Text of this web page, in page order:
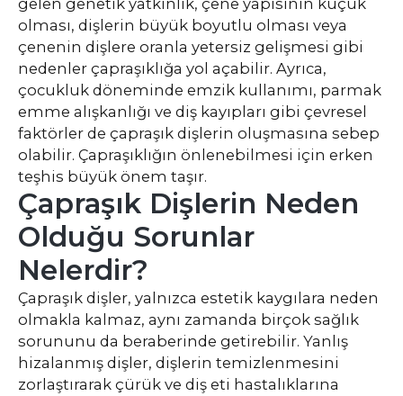
gelen genetik yatkınlık, çene yapısının küçük
olması, dişlerin büyük boyutlu olması veya
çenenin dişlere oranla yetersiz gelişmesi gibi
nedenler çapraşıklığa yol açabilir. Ayrıca,
çocukluk döneminde emzik kullanımı, parmak
emme alışkanlığı ve diş kayıpları gibi çevresel
faktörler de çapraşık dişlerin oluşmasına sebep
olabilir. Çapraşıklığın önlenebilmesi için erken
teşhis büyük önem taşır.
Çapraşık Dişlerin Neden
Olduğu Sorunlar
Nelerdir?
Çapraşık dişler, yalnızca estetik kaygılara neden
olmakla kalmaz, aynı zamanda birçok sağlık
sorununu da beraberinde getirebilir. Yanlış
hizalanmış dişler, dişlerin temizlenmesini
zorlaştırarak çürük ve diş eti hastalıklarına